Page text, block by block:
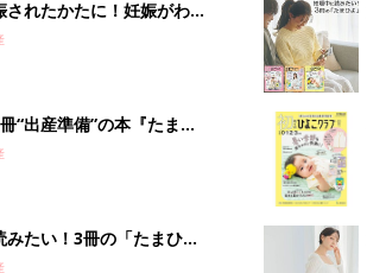
置…」実は危険信号？イン
ンプラント）
をもっと見る